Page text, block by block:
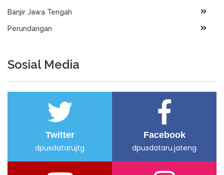
Banjir Jawa Tengah
Perundangan
Sosial Media
Twitter
dpusdatarujtg
Facebook
dpusdataru.jateng